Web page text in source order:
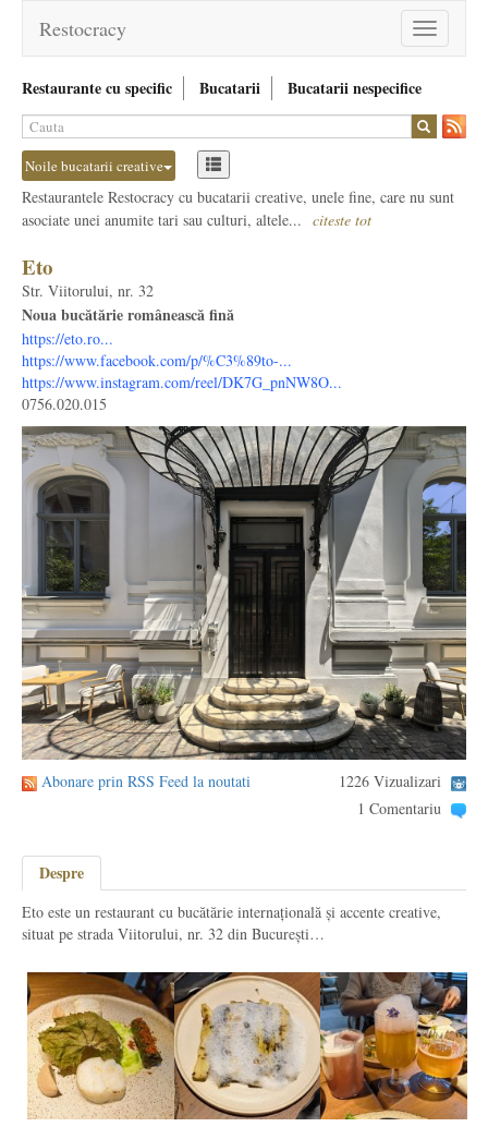
Toggle
navigation
Restocracy
Restaurante cu specific Bucatarii Bucatarii nespecifice
Noile bucatarii creative
Restaurantele Restocracy cu bucatarii creative, unele fine, care nu sunt
asociate unei anumite tari sau culturi, altele... citeste tot
Eto
Str. Viitorului, nr. 32
Noua bucătărie românească fină
https://eto.ro...
https://www.facebook.com/p/%C3%89to-...
https://www.instagram.com/reel/DK7G_pnNW8O...
0756.020.015
Abonare prin RSS Feed la noutati
1226 Vizualizari
1 Comentariu
Despre
Eto este un restaurant cu bucătărie internațională și accente creative,
situat pe strada Viitorului, nr. 32 din București…